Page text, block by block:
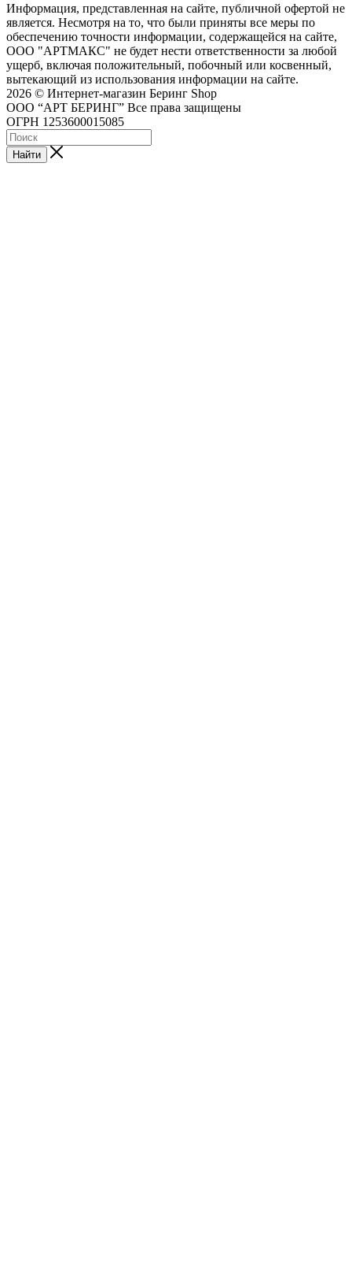
Информация, представленная на сайте, публичной офертой не
является. Несмотря на то, что были приняты все меры по
обеспечению точности информации, содержащейся на сайте,
ООО "АРТМАКС" не будет нести ответственности за любой
ущерб, включая положительный, побочный или косвенный,
вытекающий из использования информации на сайте.
2026 © Интернет-магазин Беринг Shop
ООО “АРТ БЕРИНГ” Все права защищены
ОГРН 1253600015085
Найти